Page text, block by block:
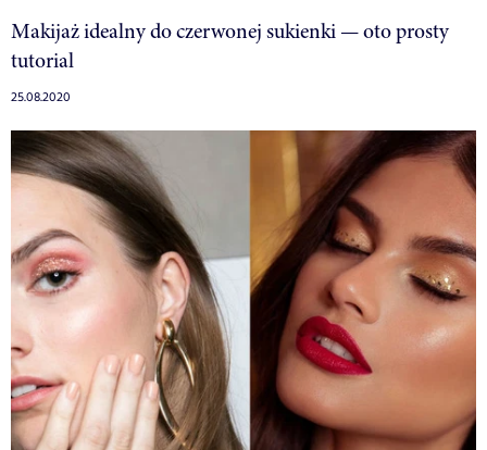
Makijaż idealny do czerwonej sukienki — oto prosty
tutorial
25.08.2020